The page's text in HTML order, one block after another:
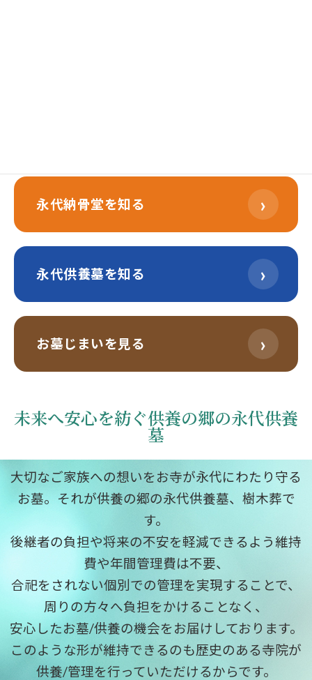
永代納骨堂を知る ›
永代供養墓を知る ›
お墓じまいを見る ›
未来へ安心を紡ぐ供養の郷の永代供養
墓
大切なご家族への想いをお寺が永代にわたり守る
お墓。それが供養の郷の永代供養墓、樹木葬で
す。
後継者の負担や将来の不安を軽減できるよう維持
費や年間管理費は不要、
合祀をされない個別での管理を実現することで、
周りの方々へ負担をかけることなく、
安心したお墓/供養の機会をお届けしております。
このような形が維持できるのも歴史のある寺院が
供養/管理を行っていただけるからです。